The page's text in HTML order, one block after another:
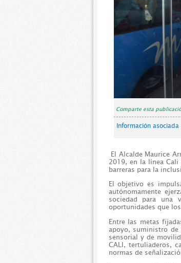
Comparte esta
Información asociada
El Alcalde Maurice
2019, en la línea Cali
barreras para la
El objetivo es
autónomamente
sociedad para una
oportunidades que
Entre las metas
apoyo, suministro de
sensorial y de
CALI, tertuliaderos,
normas de